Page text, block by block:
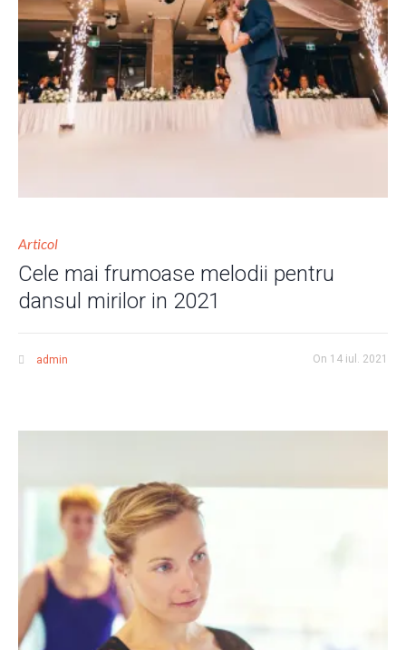
Articol
Cele mai frumoase melodii pentru
dansul mirilor in 2021
On 14 iul. 2021
admin